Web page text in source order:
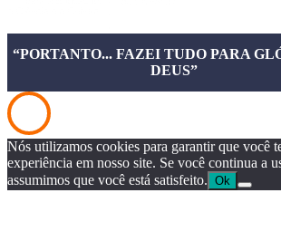
“PORTANTO... FAZEI TUDO PARA
DEUS”
Nós utilizamos cookies para garantir que você
experiência em nosso site. Se você continua a
assumimos que você está satisfeito. Ok